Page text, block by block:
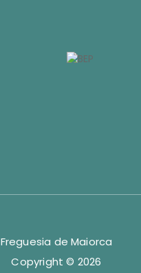
Freguesia de Maiorca
Copyright © 2026